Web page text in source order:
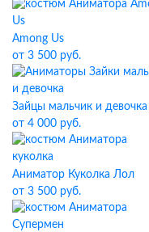
Among Us
от 3 500 руб.
Зайцы мальчик и девочка
от 4 000 руб.
Аниматор Куколка Лол
от 3 500 руб.